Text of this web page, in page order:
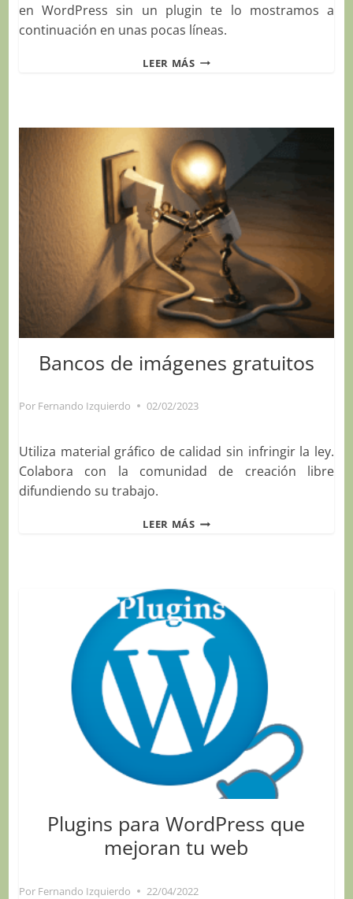
en WordPress sin un plugin te lo mostramos a
continuación en unas pocas líneas.
LEER MÁSCÓMO
WORDPRESS
SIN
UN
PLUGIN
Bancos de imágenes gratuitos
Por Fernando Izquierdo 02/02/2023
Utiliza material gráfico de calidad sin infringir la ley.
Colabora con la comunidad de creación libre
difundiendo su trabajo.
LEER MÁSBANCOS
Plugins para WordPress que
mejoran tu web
Por Fernando Izquierdo 22/04/2022